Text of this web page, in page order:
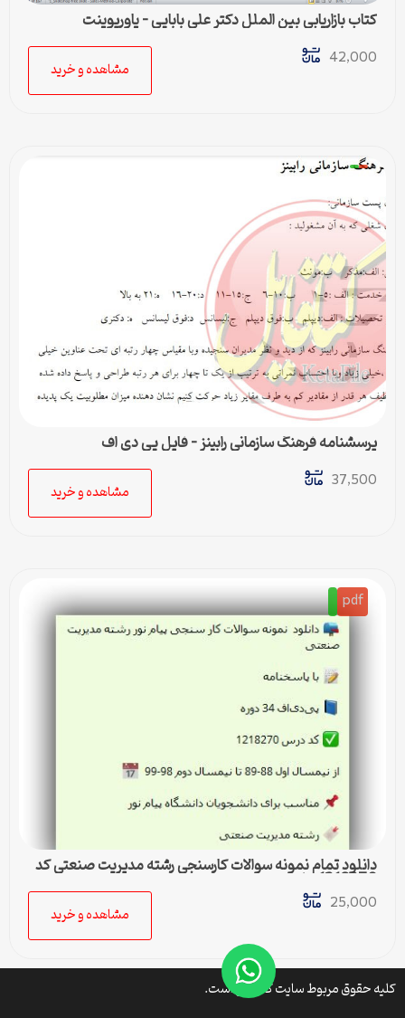
کتاب بازاریابی بین الملل دکتر علی بابایی – پاورپوینت
42,000
مشاهده و خرید
پرسشنامه فرهنگ سازمانی رابينز – فایل پی دی اف
37,500
مشاهده و خرید
pdf
دانلود تمام نمونه سوالات کارسنجی رشته مدیریت صنعتی کد
1218270 پیام نور
25,000
مشاهده و خرید
کلیه حقوق مربوط سایت کتافایل است.